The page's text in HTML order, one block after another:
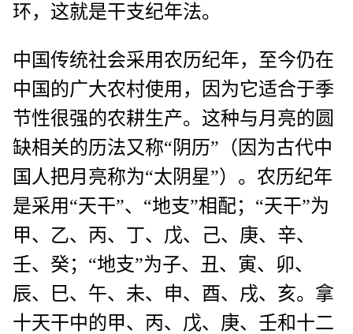
环，这就是干支纪年法。
中国传统社会采用农历纪年，至今仍在
中国的广大农村使用，因为它适合于季
节性很强的农耕生产。这种与月亮的圆
缺相关的历法又称“阴历”（因为古代中
国人把月亮称为“太阴星”）。农历纪年
是采用“天干”、“地支”相配；“天干”为
甲、乙、丙、丁、戊、己、庚、辛、
壬、癸；“地支”为子、丑、寅、卯、
辰、巳、午、未、申、酉、戌、亥。拿
十天干中的甲、丙、戊、庚、壬和十二